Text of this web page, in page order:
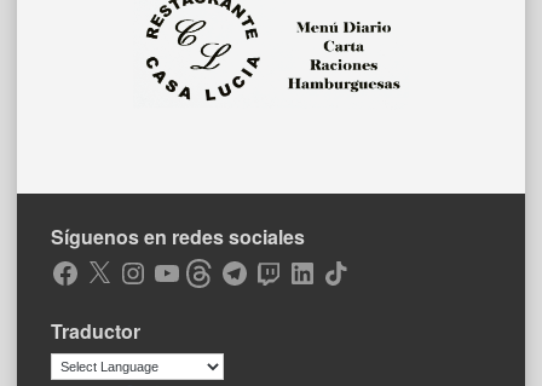
Síguenos en redes sociales
Facebook
X Instagram
YouTubeThreadsTelegramTwitchLinkedIn
TikTok
Traductor